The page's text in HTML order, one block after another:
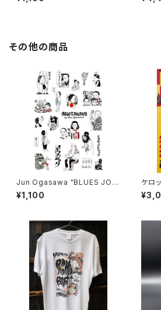
その他の商品
Jun Ogasawa "BLUES JOU
NAL" ステッカーシート
¥1,100
ケロ
ure モ
ー」サ